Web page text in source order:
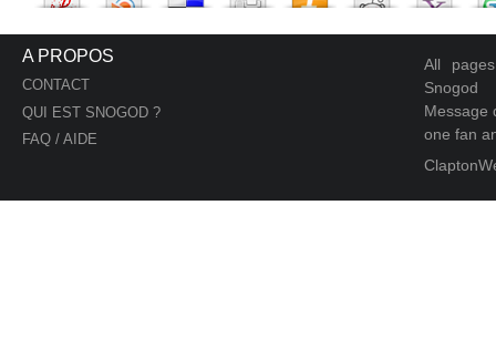
A PROPOS
CONTACT
QUI EST SNOGOD ?
FAQ / AIDE
All
Snogod
Message
one fan